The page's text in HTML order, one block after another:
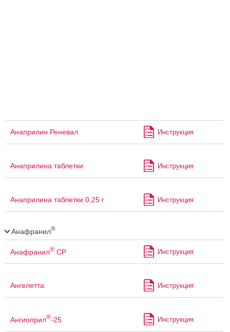
Анаприлин Реневал Инструкция
Анаприлина таблетки Инструкция
Анаприлина таблетки 0,25 г Инструкция
Анафранил®
Анафранил® СР Инструкция
Ангелетта Инструкция
Ангиоприл®-25 Инструкция